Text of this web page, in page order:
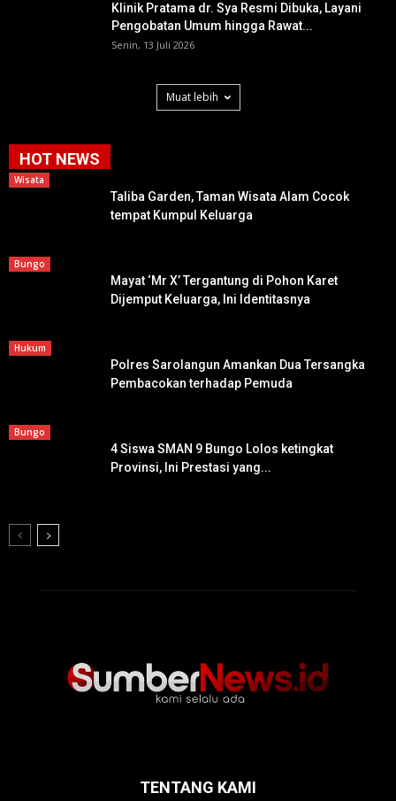
Klinik Pratama dr. Sya Resmi Dibuka, Layani
Pengobatan Umum hingga Rawat...
Senin, 13 Juli 2026
Muat lebih
HOT NEWS
Wisata
Taliba Garden, Taman Wisata Alam Cocok
tempat Kumpul Keluarga
Bungo
Mayat ‘Mr X’ Tergantung di Pohon Karet
Dijemput Keluarga, Ini Identitasnya
Hukum
Polres Sarolangun Amankan Dua Tersangka
Pembacokan terhadap Pemuda
Bungo
4 Siswa SMAN 9 Bungo Lolos ketingkat
Provinsi, Ini Prestasi yang...
TENTANG KAMI